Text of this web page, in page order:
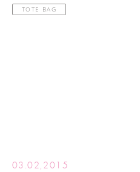
TOTE BAG
03.02,2015